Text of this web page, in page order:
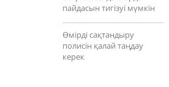
пайдасын тигізуі мүмкін
Өмірді сақтандыру
полисін қалай таңдау
керек